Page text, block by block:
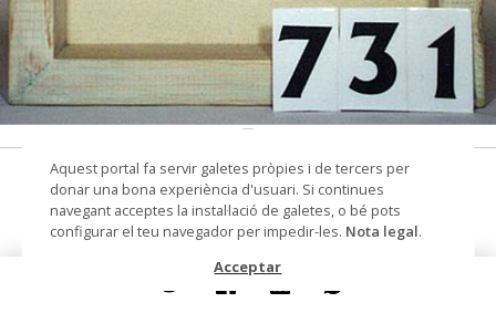
Sitges
màscara
Autoria Alonso Bargués, Josep M.
(ceramista)
Aquest portal fa servir galetes pròpies i de tercers per
donar una bona experiència d'usuari. Si continues
navegant acceptes la instal·lació de galetes, o bé pots
configurar el teu navegador per impedir-les. Nota legal.
Acceptar